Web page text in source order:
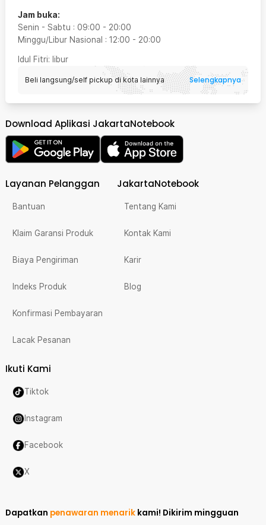
Jam buka:
Senin - Sabtu : 09:00 - 20:00
Minggu/Libur Nasional : 12:00 - 20:00
Idul Fitri: libur
Beli langsung/self pickup di kota lainnya Selengkapnya
Download Aplikasi JakartaNotebook
Layanan Pelanggan
Bantuan
Klaim Garansi Produk
Biaya Pengiriman
Indeks Produk
Konfirmasi Pembayaran
Lacak Pesanan
JakartaNotebook
Tentang Kami
Kontak Kami
Karir
Blog
Ikuti Kami
Tiktok
Instagram
Facebook
X
Dapatkan penawaran menarik kami! Dikirim mingguan